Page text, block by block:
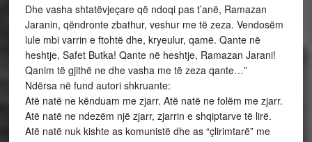
Dhe vasha shtatëvjeçare që ndoqi pas t’anë, Ramazan
Jaranin, qëndronte zbathur, veshur me të zeza. Vendosëm
lule mbi varrin e ftohtë dhe, kryeulur, qamë. Qante në
heshtje, Safet Butka! Qante në heshtje, Ramazan Jarani!
Qanim të gjithë ne dhe vasha me të zeza qante…”
Ndërsa në fund autori shkruante:
Atë natë ne kënduam me zjarr. Atë natë ne folëm me zjarr.
Atë natë ne ndezëm një zjarr, zjarrin e shqiptarve të lirë.
Atë natë nuk kishte as komunistë dhe as “çlirimtarë” me